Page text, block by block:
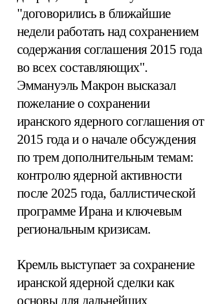
"договорились в ближайшие
недели работать над сохранением
содержания соглашения 2015 года
во всех составляющих".
Эммануэль Макрон высказал
пожелание о сохранении
иранского ядерного соглашения от
2015 года и о начале обсуждения
по трем дополнительным темам:
контролю ядерной активности
после 2025 года, баллистической
программе Ирана и ключевым
региональным кризисам.
Кремль выступает за сохранение
иранской ядерной сделки как
основы для дальнейших